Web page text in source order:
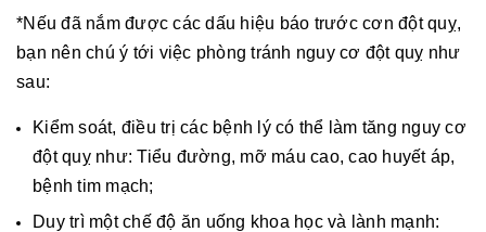
*Nếu đã nắm được các dấu hiệu báo trước cơn đột quỵ,
bạn nên chú ý tới việc phòng tránh nguy cơ đột quỵ như
sau:
Kiểm soát, điều trị các bệnh lý có thể làm tăng nguy cơ
đột quỵ như: Tiểu đường, mỡ máu cao, cao huyết áp,
bệnh tim mạch;
Duy trì một chế độ ăn uống khoa học và lành mạnh: